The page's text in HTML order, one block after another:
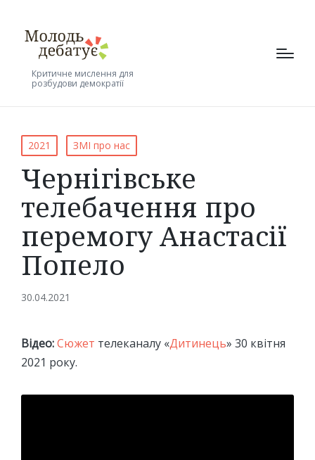
Критичне мислення для
розбудови демократії
Posted
in
2021 ЗМІ про нас
Чернігівське
телебачення про
перемогу Анастасії
Попело
30.04.2021
Відео:Сюжет телеканалу «Дитинець» 30 квітня
2021 року.